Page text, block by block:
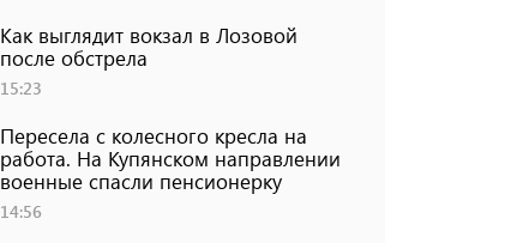
Как выглядит вокзал в Лозовой
после обстрела
15:23
Пересела с колесного кресла на
работа. На Купянском направлении
военные спасли пенсионерку
14:56